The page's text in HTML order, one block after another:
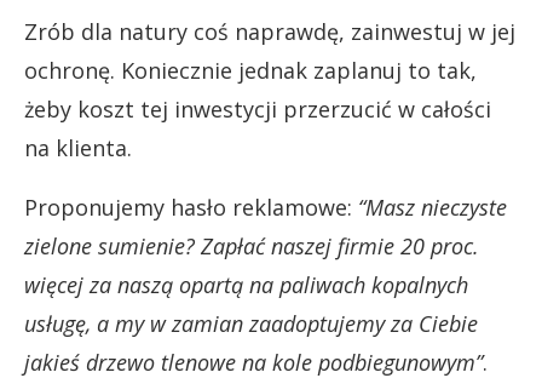
Zrób dla natury coś naprawdę, zainwestuj w jej
ochronę. Koniecznie jednak zaplanuj to tak,
żeby koszt tej inwestycji przerzucić w całości
na klienta.
Proponujemy hasło reklamowe: “Masz nieczyste
zielone sumienie? Zapłać naszej firmie 20 proc.
więcej za naszą opartą na paliwach kopalnych
usługę, a my w zamian zaadoptujemy za Ciebie
jakieś drzewo tlenowe na kole podbiegunowym”.